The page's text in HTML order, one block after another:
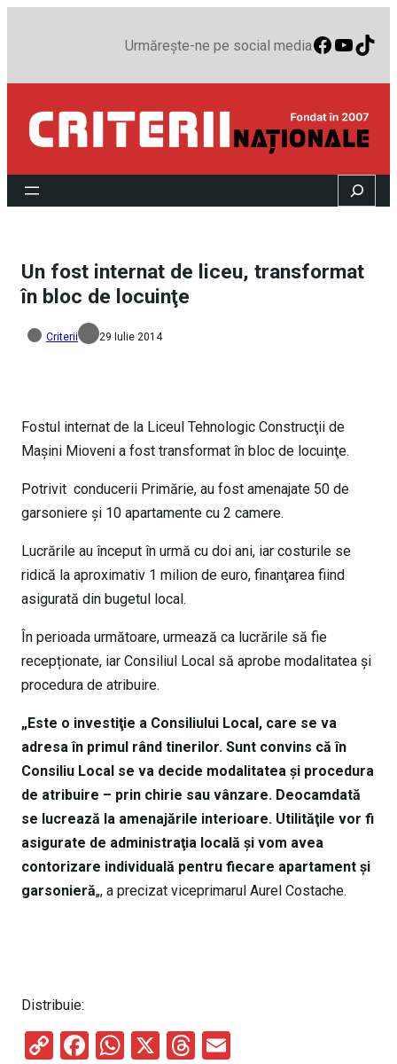
Urmărește-ne pe social media
Search
Un fost internat de liceu, transformat
în bloc de locuinţe
Criterii 29 Iulie 2014
Fostul internat de la Liceul Tehnologic Construcţii de
Maşini Mioveni a fost transformat în bloc de locuinţe.
Potrivit conducerii Primărie, au fost amenajate 50 de
garsoniere şi 10 apartamente cu 2 camere.
Lucrările au început în urmă cu doi ani, iar costurile se
ridică la aproximativ 1 milion de euro, finanţarea fiind
asigurată din bugetul local.
În perioada următoare, urmează ca lucrările să fie
recepționate, iar Consiliul Local să aprobe modalitatea şi
procedura de atribuire.
„Este o investiţie a Consiliului Local, care se va
adresa în primul rând tinerilor. Sunt convins că în
Consiliu Local se va decide modalitatea şi procedura
de atribuire – prin chirie sau vânzare. Deocamdată
se lucrează la amenajările interioare. Utilităţile vor fi
asigurate de administraţia locală şi vom avea
contorizare individuală pentru fiecare apartament şi
garsonieră„, a precizat viceprimarul Aurel Costache.
Distribuie:
C
F
W X
T